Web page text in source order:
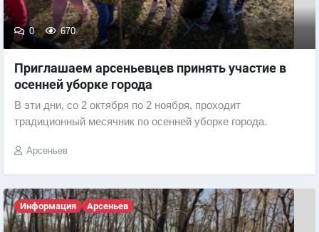
0 670
Приглашаем арсеньевцев принять участие в
осенней уборке города
В эти дни, со 2 октября по 2 ноября, проходит
традиционный месячник по осенней уборке города.
Арсеньев
Информация Арсеньев